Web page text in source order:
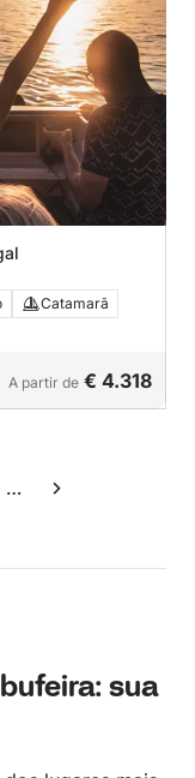
Catamarã
A partir de € 4.318
…
sua